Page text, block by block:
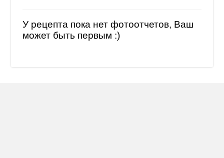
У рецепта пока нет фотоотчетов, Ваш
может быть первым :)